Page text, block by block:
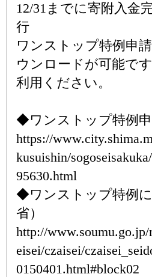
12/31までに寄附入金
行
ワンストップ特例申
ウンロードが可能で
利用ください。
◆ワンストップ特例
https://
kusuishin/
95630.html
◆ワンストップ特例
省）
http://
eisei/czaisei/
0150401.html#block02